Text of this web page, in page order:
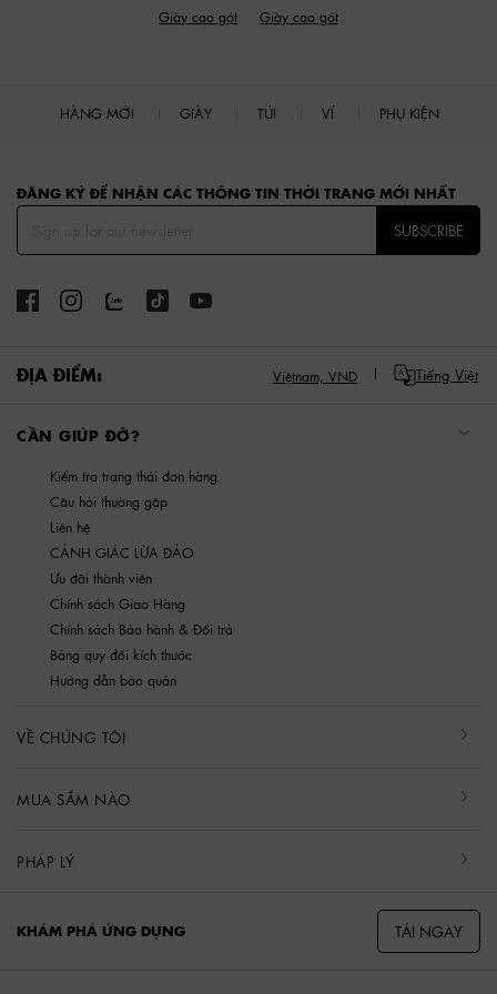
Giày cao gót
Giày cao gót
HÀNG MỚI GIÀY TÚI VÍ PHỤ KIỆN
ĐĂNG KÝ ĐỂ NHẬN CÁC THÔNG TIN THỜI TRANG MỚI NHẤT
SUBSCRIBE
ĐỊA ĐIỂM: Việtnam, VND Tiếng Việt
CẦN GIÚP ĐỠ?
Kiểm tra trạng thái đơn hàng
Câu hỏi thường gặp
Liên hệ
CẢNH GIÁC LỪA ĐẢO
Ưu đãi thành viên
Chính sách Giao Hàng
Chính sách Bảo hành & Đổi trả
Bảng quy đổi kích thước
Hướng dẫn bảo quản
VỀ CHÚNG TÔI
MUA SẮM NÀO
PHÁP LÝ
KHÁM PHÁ ỨNG DỤNG TẢI NGAY